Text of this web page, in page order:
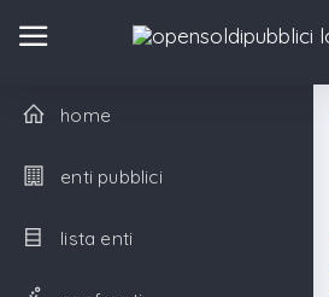
home
enti pubblici
lista enti